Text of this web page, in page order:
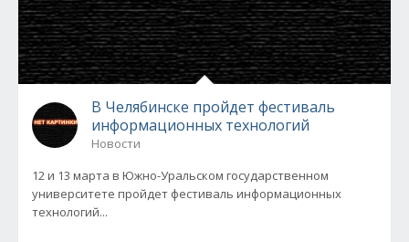
В Челябинске пройдет фестиваль
информационных технологий
Новости
12 и 13 марта в Южно-Уральском государственном
университете пройдет фестиваль информационных
технологий...